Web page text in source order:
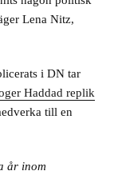
Lena Nitz,
i DN tar
Haddad replik
till en
år inom